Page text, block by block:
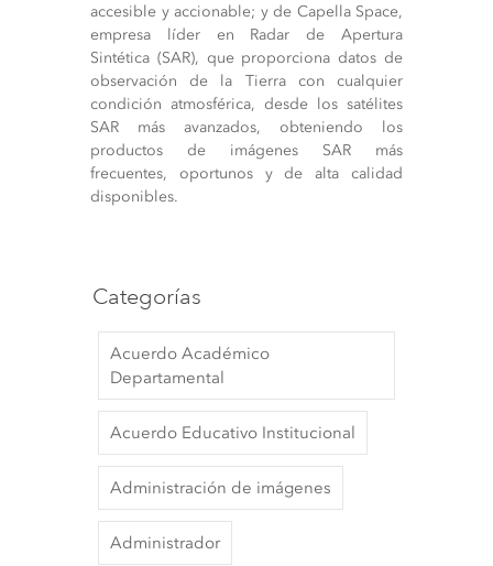
accesible y accionable; y de Capella Space,
empresa líder en Radar de Apertura
Sintética (SAR), que proporciona datos de
observación de la Tierra con cualquier
condición atmosférica, desde los satélites
SAR más avanzados, obteniendo los
productos de imágenes SAR más
frecuentes, oportunos y de alta calidad
disponibles.
Categorías
Acuerdo Académico
Departamental
Acuerdo Educativo Institucional
Administración de imágenes
Administrador